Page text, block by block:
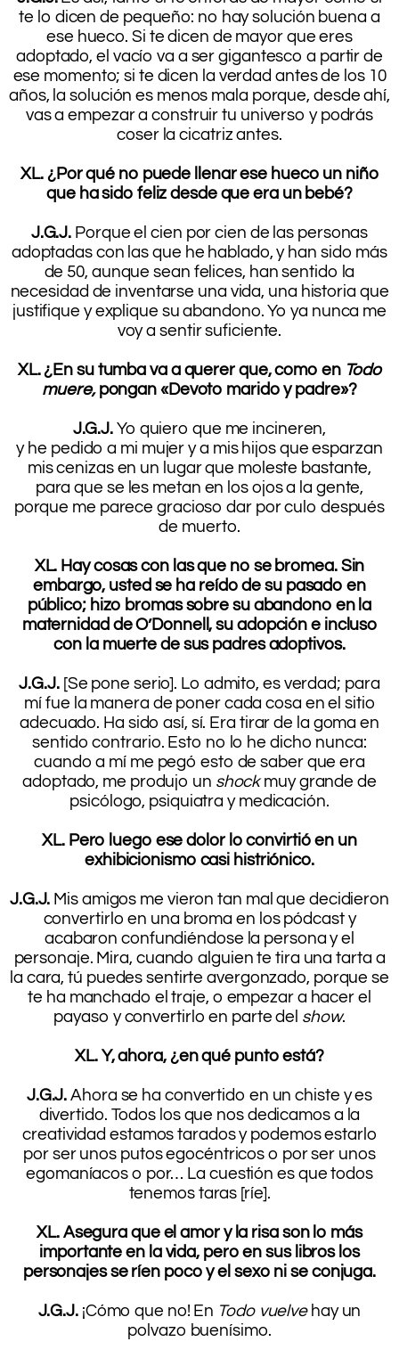
te lo dicen de pequeño: no hay solución buena a
ese hueco. Si te dicen de mayor que eres
adoptado, el vacío va a ser gigantesco a partir de
ese momento; si te dicen la verdad antes de los 10
años, la solución es menos mala porque, desde ahí,
vas a empezar a construir tu universo y podrás
coser la cicatriz antes.
XL. ¿Por qué no puede llenar ese hueco un niño
que ha sido feliz desde que era un bebé?
J.G.J. Porque el cien por cien de las personas
adoptadas con las que he hablado, y han sido más
de 50, aunque sean felices, han sentido la
necesidad de inventarse una vida, una historia que
justifique y explique su abandono. Yo ya nunca me
voy a sentir suficiente.
XL. ¿En su tumba va a querer que, como en Todo
muere,pongan «Devoto marido y padre»?
J.G.J. Yo quiero que me incineren,
y he pedido a mi mujer y a mis hijos que esparzan
mis cenizas en un lugar que moleste bastante,
para que se les metan en los ojos a la gente,
porque me parece gracioso dar por culo después
de muerto.
XL. Hay cosas con las que no se bromea. Sin
embargo, usted se ha reído de su pasado en
público; hizo bromas sobre su abandono en la
maternidad de O’Donnell, su adopción e incluso
con la muerte de sus padres adoptivos.
J.G.J.[Se pone serio]. Lo admito, es verdad; para
mí fue la manera de poner cada cosa en el sitio
adecuado. Ha sido así, sí. Era tirar de la goma en
sentido contrario. Esto no lo he dicho nunca:
cuando a mí me pegó esto de saber que era
adoptado, me produjo un shockmuy grande de
psicólogo, psiquiatra y medicación.
XL. Pero luego ese dolor lo convirtió en un
exhibicionismo casi histriónico.
J.G.J. Mis amigos me vieron tan mal que decidieron
convertirlo en una broma en los pódcast y
acabaron confundiéndose la persona y el
personaje. Mira, cuando alguien te tira una tarta a
la cara, tú puedes sentirte avergonzado, porque se
te ha manchado el traje, o empezar a hacer el
payaso y convertirlo en parte del show.
XL. Y, ahora, ¿en qué punto está?
J.G.J. Ahora se ha convertido en un chiste y es
divertido. Todos los que nos dedicamos a la
creatividad estamos tarados y podemos estarlo
por ser unos putos egocéntricos o por ser unos
egomaníacos o por… La cuestión es que todos
tenemos taras [ríe].
XL. Asegura que el amor y la risa son lo más
importante en la vida, pero en sus libros los
personajes se ríen poco y el sexo ni se conjuga.
J.G.J.¡Cómo que no! En Todo vuelvehay un
polvazo buenísimo.